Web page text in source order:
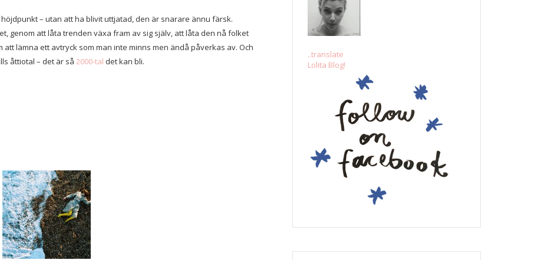
– utan att ha blivit uttjatad, den är snarare ännu färsk.
genom att låta trenden växa fram av sig själv, att låta den nå folket
lämna ett avtryck som man inte minns men ändå påverkas av. Och
åttiotal – det är så 2000-tal det kan bli.
..translate
Lolita Blog!